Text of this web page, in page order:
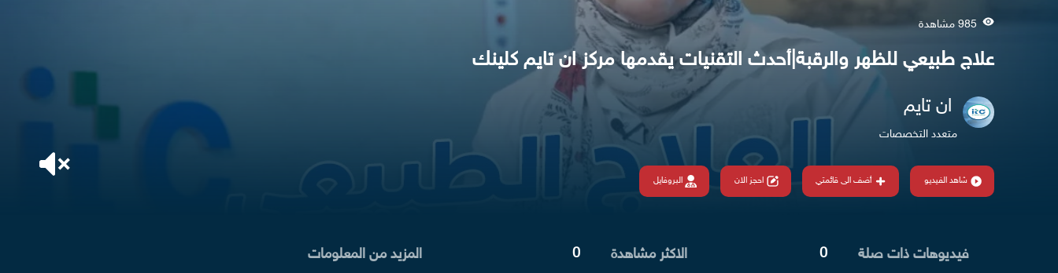
985 مشاهدة
علاج طبيعي للظهر والرقبة|أحدث التقنيات يقدمها مركز ان تايم كلينك
ان تايم
متعدد التخصصات
شاهد الفيديو أضف الى قائمتي احجز الان البروفايل
فيديوهات ذات صلة 0 الاكثر مشاهدة 0 المزيد من المعلومات